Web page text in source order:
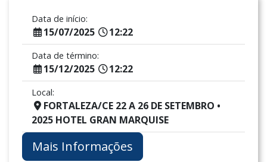
Data de início:
15/07/2025 12:22
Data de término:
15/12/2025 12:22
Local:
FORTALEZA/CE 22 A 26 DE SETEMBRO •
2025 HOTEL GRAN MARQUISE
Mais Informações